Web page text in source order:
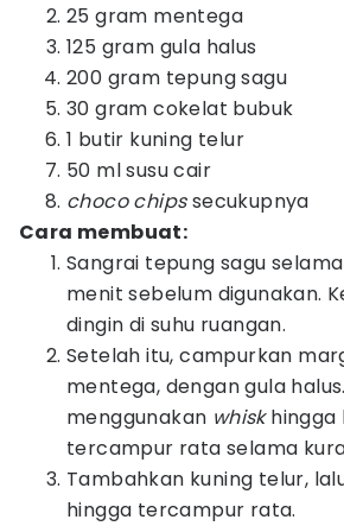
25 gram mentega
125 gram gula halus
200 gram tepung sagu
30 gram cokelat bubuk
1 butir kuning telur
50 ml susu cair
choco chipssecukupnya
Cara membuat:
Sangrai tepung sagu
menit sebelum digunakan.
dingin di suhu ruangan.
Setelah itu, campurkan
mentega, dengan gula
menggunakan whiskhingga
tercampur rata selama
Tambahkan kuning telur,
hingga tercampur rata.